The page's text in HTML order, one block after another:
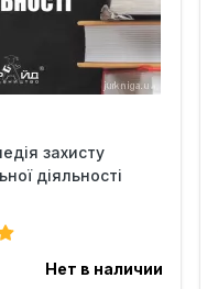
захисту
діяльності
Нет в наличии